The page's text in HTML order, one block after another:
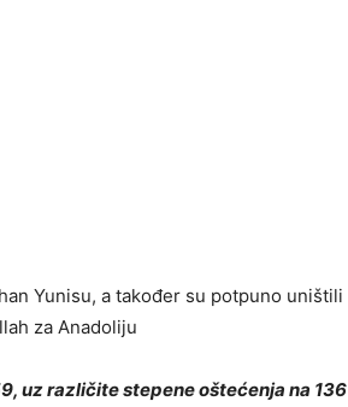
Yunisu, a također su potpuno uništili
za Anadoliju
uz različite stepene oštećenja na 136